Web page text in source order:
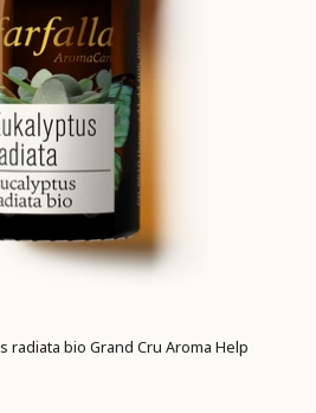
radiata bio Grand Cru Aroma Help